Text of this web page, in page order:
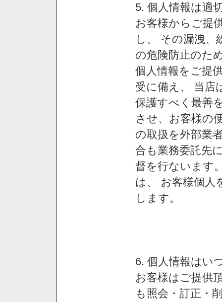
5. 個人情報は適
お客様からご提
し、 その漏洩、
の危険防止のた
個人情報をご提
受に備え、 当店
保護すべく最善
させ、お客様の
の取扱を外部業
合も業務委託先
督を行ないます
は、 お客様個人
します。
6. 個人情報はい
お客様はご提供
も照会・訂正・